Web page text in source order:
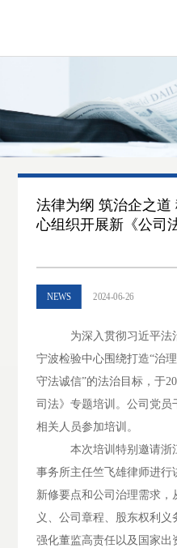
法律为纲 筑治企之道
心组织开展新《公司
NEWS 2024-06-26
为深入贯彻习近平法
宁波检验中心围绕打造“治
守法诚信”的法治目标，于
司法》专题培训。公司党
相关人员参加培训。
本次培训特别邀请浙
事务所主任竺飞雄律师进行
新修要点和公司治理需求
义、公司章程、股东权利义
强化董监高责任以及国家